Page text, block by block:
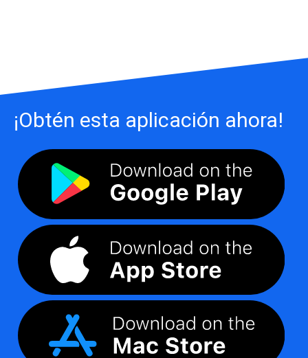
¡Obtén esta aplicación ahora!